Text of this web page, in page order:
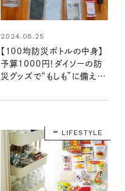
2024.08.25
【100均防災ボトルの中身】
予算1000円！ダイソーの防
災グッズで“もしも”に備える
100均クイーン渋谷飛鳥の
LIFESTYLE